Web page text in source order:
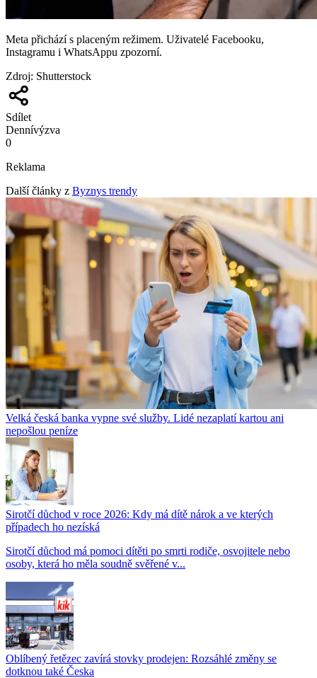
Meta přichází s placeným režimem. Uživatelé Facebooku,
Instagramu i WhatsAppu zpozorní.
Zdroj: Shutterstock
Sdílet
Dennívýzva
0
Reklama
Další články z Byznys trendy
Velká česká banka vypne své služby. Lidé nezaplatí kartou ani
nepošlou peníze
Sirotčí důchod v roce 2026: Kdy má dítě nárok a ve kterých
případech ho nezíská
Sirotčí důchod má pomoci dítěti po smrti rodiče, osvojitele nebo
osoby, která ho měla soudně svěřené v...
Oblíbený řetězec zavírá stovky prodejen: Rozsáhlé změny se
dotknou také Česka